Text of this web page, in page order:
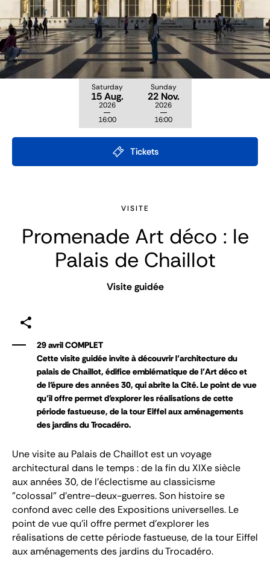
Saturday
15 Aug.
2026
16:00
Sunday
22 Nov.
2026
16:00
Tickets
Promenade Art déco : le
Palais de Chaillot
Visite guidée
VISITE
29 avril COMPLET
Cette visite guidée invite à découvrir l’architecture du
palais de Chaillot, édifice emblématique de l’Art déco et
de l’épure des années 30, qui abrite la Cité. Le point de vue
qu’il offre permet d’explorer les réalisations de cette
période fastueuse, de la tour Eiffel aux aménagements
des jardins du Trocadéro.
Une visite au Palais de Chaillot est un voyage
architectural dans le temps : de la fin du XIXesiècle
aux années 30, de l’éclectisme au classicisme
"colossal" d’entre-deux-guerres. Son histoire se
confond avec celle des Expositions universelles. Le
point de vue qu’il offre permet d’explorer les
réalisations de cette période fastueuse, de la tour Eiffel
aux aménagements des jardins du Trocadéro.